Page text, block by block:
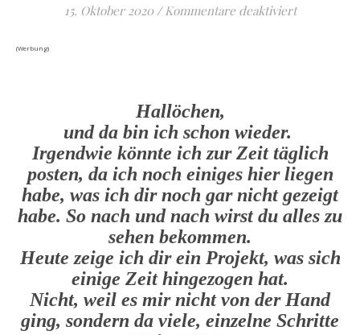
15. Oktober 2020 / Kommentare deaktiviertfür
(Werbung)
Hallöchen,
und da bin ich schon wieder.
Irgendwie könnte ich zur Zeit täglich
posten, da ich noch einiges hier liegen
habe, was ich dir noch gar nicht gezeigt
habe. So nach und nach wirst du alles zu
sehen bekommen.
Heute zeige ich dir ein Projekt, was sich
einige Zeit hingezogen hat.
Nicht, weil es mir nicht von der Hand
ging, sondern da viele, einzelne Schritte